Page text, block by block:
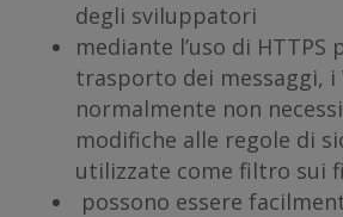
degli sviluppatori
mediante l’uso di HTTPS
trasporto dei messaggi, i
normalmente non
modifiche alle regole di
utilizzate come filtro sui
possono essere